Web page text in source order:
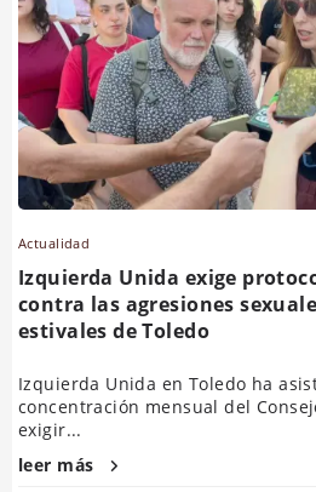
Actualidad
Izquierda Unida exige
contra las agresiones
estivales de Toledo
Izquierda Unida en Toledo ha
concentración mensual del
exigir...
leer más